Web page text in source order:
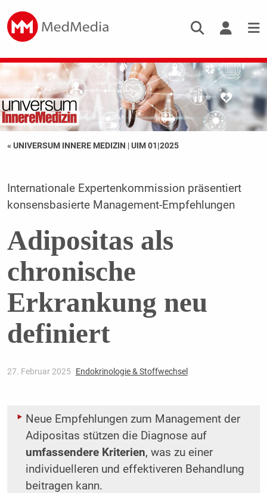
« UNIVERSUM INNERE MEDIZIN |UIM 01|2025
Internationale Expertenkommission präsentiert
konsensbasierte Management-Empfehlungen
Adipositas als
chronische
Erkrankung neu
definiert
27. Februar 2025 Endokrinologie & Stoffwechsel
Neue Empfehlungen zum Management der
Adipositas stützen die Diagnose auf
umfassendere Kriterien, was zu einer
individuelleren und effektiveren Behandlung
beitragen kann.